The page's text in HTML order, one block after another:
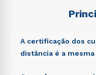
A certificação dos
distância é a